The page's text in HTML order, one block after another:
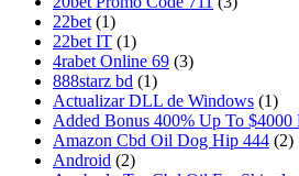
22bet (1)
22bet IT (1)
4rabet Online 69 (3)
888starz bd (1)
Actualizar DLL de Windows (1)
Added Bonus 400% Up To $4000
Amazon Cbd Oil Dog Hip 444 (2)
Android (2)